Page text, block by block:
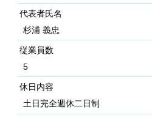
代表者氏名
杉浦 義忠
従業員数
5
休日内容
土日完全週休二日制